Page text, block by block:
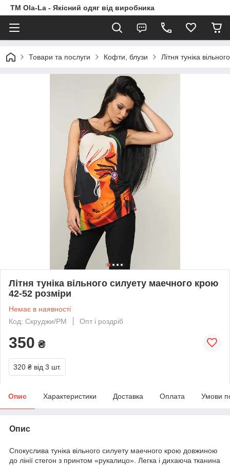
TM Ola-La - Якісний одяг від виробника
Товари та послуги Кофти, блузи Літня туніка
Літня туніка вільного силуету маечного крою
42-52 розміри
Немає в наявності
Код: Скруджи/РМ
Опт і роздріб
350 ₴
320 ₴ від 3 шт.
Опис Характеристики Доставка Оплата Умови
Опис
Спокуслива туніка вільного силуету маечного крою довжиною
до лінії стегон з принтом «рукалицо». Легка і дихаюча тканина